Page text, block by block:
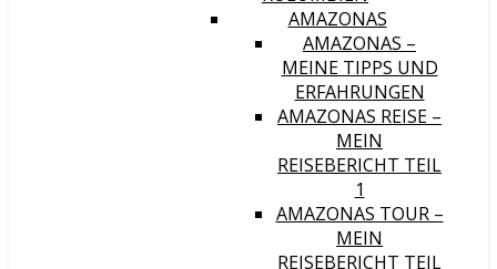
AMAZONAS
AMAZONAS –
MEINE TIPPS UND
ERFAHRUNGEN
AMAZONAS REISE –
MEIN
REISEBERICHT TEIL
1
AMAZONAS TOUR –
MEIN
REISEBERICHT TEIL